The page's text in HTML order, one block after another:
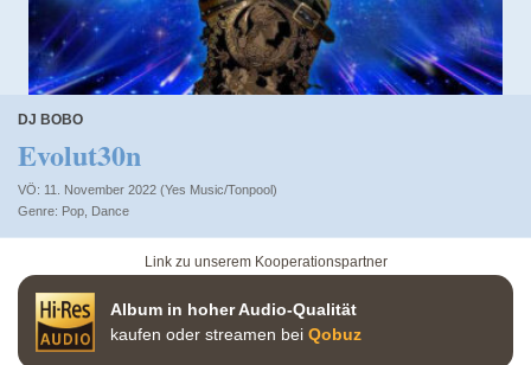
DJ BOBO
Evolut30n
VÖ: 11. November 2022 (Yes Music/Tonpool)
Pop Dance
Link zu unserem Kooperationspartner
Album in hoher Audio-Qualität
kaufen oder streamen bei Qobuz